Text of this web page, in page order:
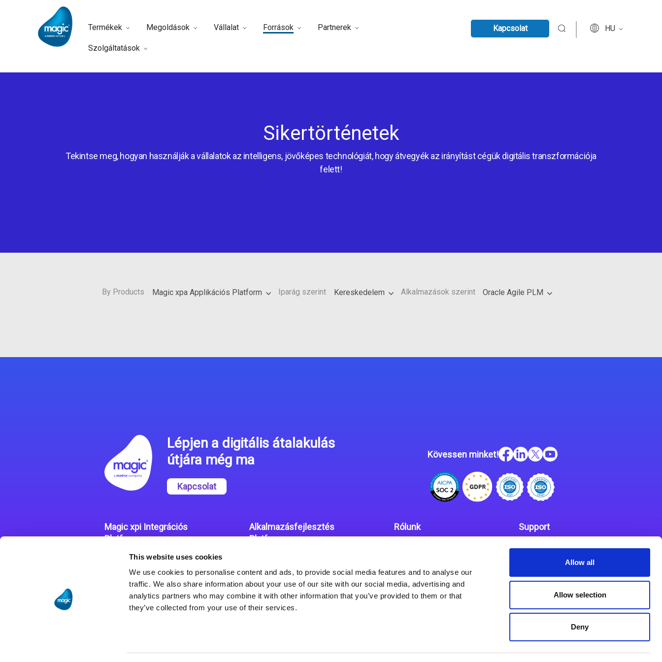
This website uses cookies
We use cookies to personalise content and ads, to provide social media features and to analyse our
traffic. We also share information about your use of our site with our social media, advertising and
analytics partners who may combine it with other information that you’ve provided to them or that
they’ve collected from your use of their services.
Allow all
Allow selection
Deny
Termékek Megoldások Vállalat Források Partnerek
Szolgáltatások
Kapcsolat HU
Sikertörténetek
Tekintse meg, hogyan használják a vállalatok az intelligens, jövőképes technológiát, hogy átvegyék az irányítást cégük digitális transzformációja
felett!
By Products Magic xpa Applikációs Platform Iparág szerint Kereskedelem Alkalmazások szerint Oracle Agile PLM
Lépjen a digitális átalakulás
útjára még ma
Kapcsolat
Kövessen minket!
Magic xpi Integrációs
Platform
Integrációs Platform
Sikertörténetek
Alkalmazásfejlesztés
Platform
platform
Magic xpa Web Alkalmazás
Keretrendszer
Rólunk
Support
Kapcsolat